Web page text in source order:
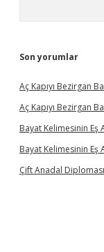
Son yorumlar
Aç Kapıyı Bezirgan
Aç Kapıyı Bezirgan
Bayat Kelimesinin Eş
Bayat Kelimesinin Eş
Çift Anadal